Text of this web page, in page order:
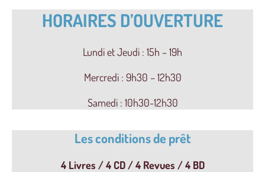
HORAIRES D’OUVERTURE
Lundi et Jeudi : 15h – 19h
Mercredi : 9h30 – 12h30
Samedi : 10h30-12h30
Les conditions de prêt
4 Livres / 4 CD / 4 Revues / 4 BD